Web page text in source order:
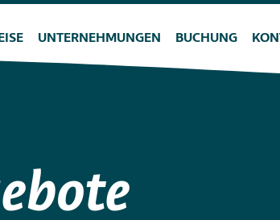
UNTERNEHMUNGEN BUCHUNG